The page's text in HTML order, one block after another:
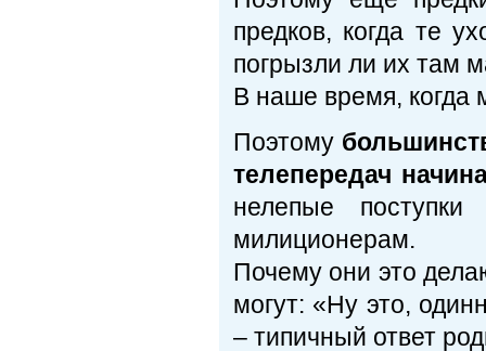
предков, когда те
погрызли ли их там
В наше время, когда
Поэтому
телепередач
нелепые
милиционерам.
Почему они это
могут: «Ну это,
– типичный ответ